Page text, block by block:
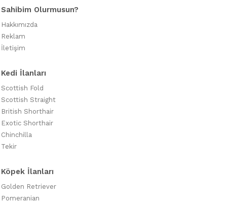
Sahibim Olurmusun?
Hakkımızda
Reklam
İletişim
Kedi İlanları
Scottish Fold
Scottish Straight
British Shorthair
Exotic Shorthair
Chinchilla
Tekir
Köpek İlanları
Golden Retriever
Pomeranian